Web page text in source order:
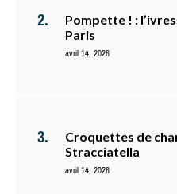
Pompette ! :
Paris
avril 14, 2026
Croquettes de
Stracciatella
avril 14, 2026